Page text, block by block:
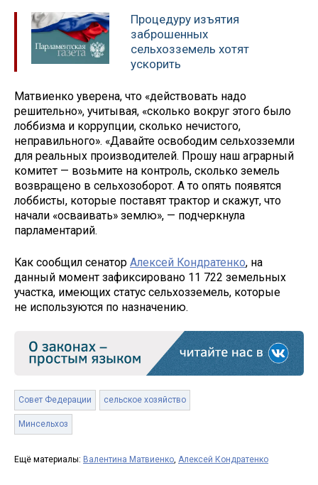
Процедуру изъятия
заброшенных
сельхозземель хотят
ускорить
Матвиенко уверена, что «действовать надо
решительно», учитывая, «сколько вокруг этого было
лоббизма и коррупции, сколько нечистого,
неправильного». «Давайте освободим сельхозземли
для реальных производителей. Прошу наш аграрный
комитет — возьмите на контроль, сколько земель
возвращено в сельхозоборот. А то опять появятся
лоббисты, которые поставят трактор и скажут, что
начали «осваивать» землю», — подчеркнула
парламентарий.
Как сообщил сенатор Алексей Кондратенко, на
данный момент зафиксировано 11 722 земельных
участка, имеющих статус сельхозземель, которые
не используются по назначению.
Совет Федерации сельское хозяйство
Минсельхоз
Ещё материалы: Валентина Матвиенко, Алексей Кондратенко